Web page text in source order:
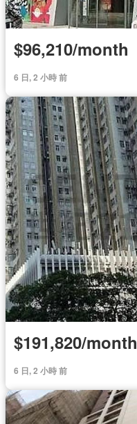
$96,210/month
6 日, 2 小時 前
$191,820/month
6 日, 2 小時 前